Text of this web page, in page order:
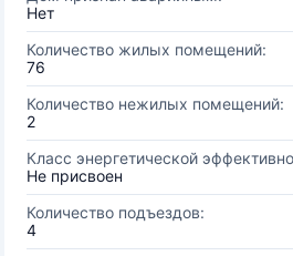
Нет
Количество жилых помещений:
76
Количество нежилых помещений:
2
Класс энергетической
Не присвоен
Количество подъездов:
4